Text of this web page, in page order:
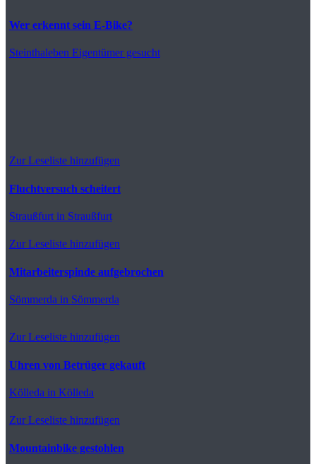
Wer erkennt sein E-Bike?
Steinthaleben Eigentümer gesucht
Zur Leseliste hinzufügen
Fluchtversuch scheitert
Straußfurt in Straußfurt
Zur Leseliste hinzufügen
Mitarbeiterspinde aufgebrochen
Sömmerda in Sömmerda
Zur Leseliste hinzufügen
Uhren von Betrüger gekauft
Kölleda in Kölleda
Zur Leseliste hinzufügen
Mountainbike gestohlen